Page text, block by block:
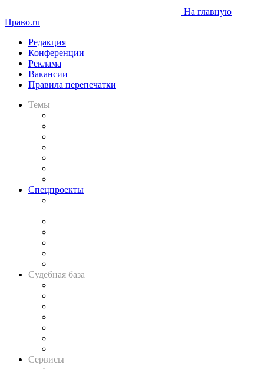
На главную
Право.ru
Редакция
Конференции
Реклама
Вакансии
Правила перепечатки
Темы
Спецпроекты
Судебная база
Сервисы